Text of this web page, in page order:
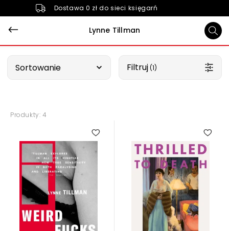
Dostawa 0 zł do sieci księgarń
Lynne Tillman
Sortowanie Filtruj (1)
Produkty: 4